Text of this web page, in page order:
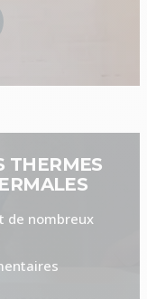
THERMES
de nombreux